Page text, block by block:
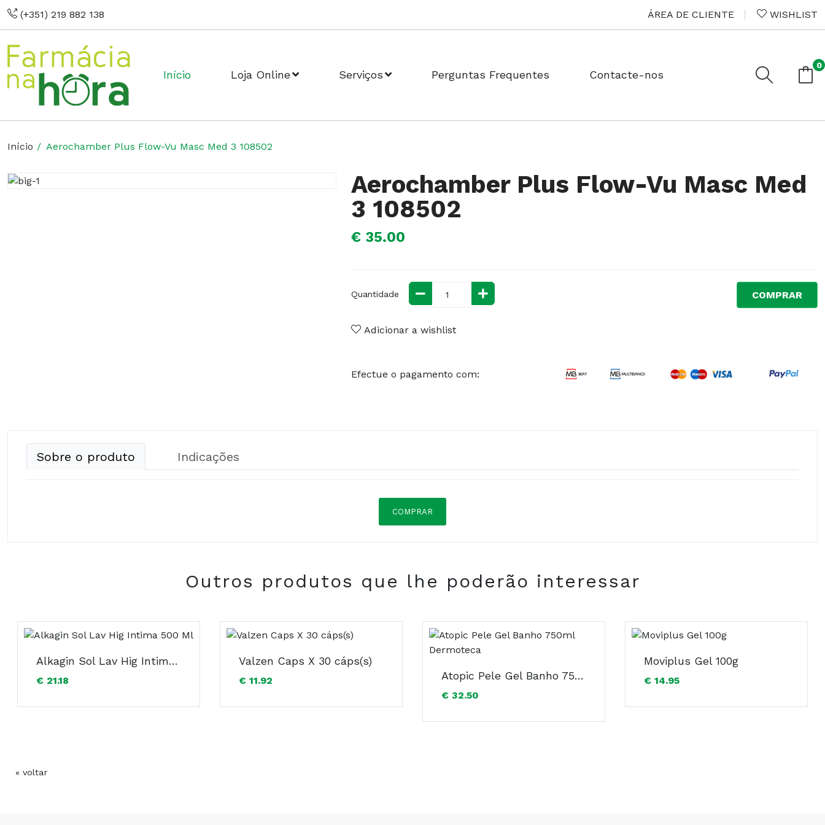
(+351) 219 882 138 ÁREA DE CLIENTE WISHLIST
Início Loja Online Serviços Perguntas Frequentes Contacte-nos
0
Início Aerochamber Plus Flow-Vu Masc Med 3 108502
Aerochamber Plus Flow-Vu Masc Med
3 108502
€ 35.00
Quantidade COMPRAR
Adicionar a wishlist
Efectue o pagamento com:
Sobre o produto Indicações
COMPRAR
COMPRAR
Outros produtos que lhe poderão interessar
Alkagin Sol Lav Hig Intima 500 Ml
€ 21.18
Valzen Caps X 30 cáps(s)
€ 11.92 Atopic Pele Gel Banho 750ml Dermoteca
€ 32.50
Moviplus Gel 100g
€ 14.95
« voltar